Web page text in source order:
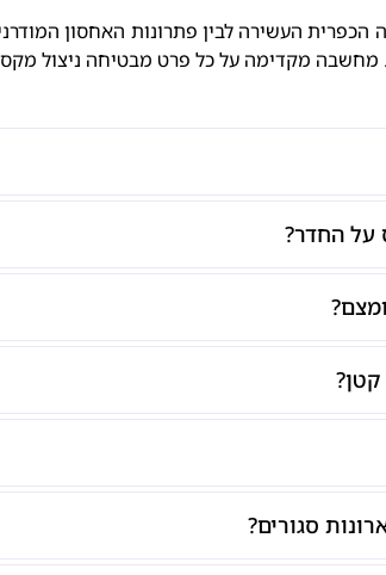
העשירה לבין פתרונות האחסון
מחשבה מקדימה על כל פרט מבטיחה ניצול
על החדר?
סגורים?